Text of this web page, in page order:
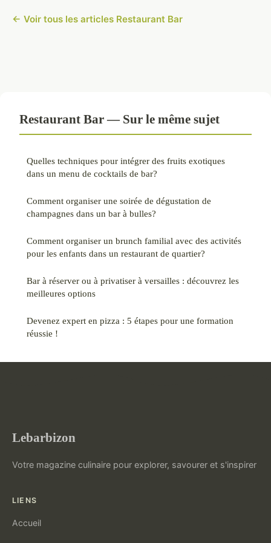
← Voir tous les articles Restaurant Bar
Restaurant Bar — Sur le même sujet
Quelles techniques pour intégrer des fruits exotiques
dans un menu de cocktails de bar?
Comment organiser une soirée de dégustation de
champagnes dans un bar à bulles?
Comment organiser un brunch familial avec des activités
pour les enfants dans un restaurant de quartier?
Bar à réserver ou à privatiser à versailles : découvrez les
meilleures options
Devenez expert en pizza : 5 étapes pour une formation
réussie !
Lebarbizon
Votre magazine culinaire pour explorer, savourer et s'inspirer
LIENS
Accueil